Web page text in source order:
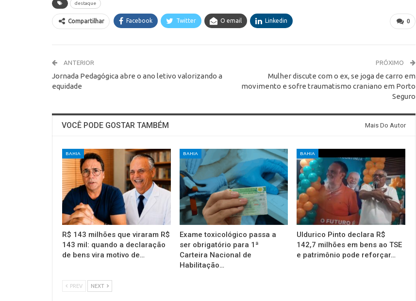
destaque
0
Compartilhar Facebook Twitter O email Linkedin
ANTERIOR
Jornada Pedagógica abre o ano letivo valorizando a
equidade
PRÓXIMO
Mulher discute com o ex, se joga de carro em
movimento e sofre traumatismo craniano em Porto
Seguro
VOCÊ PODE GOSTAR TAMBÉM Mais Do Autor
BAHIA
R$ 143 milhões que viraram R$
143 mil: quando a declaração
de bens vira motivo de…
BAHIA
Exame toxicológico passa a
ser obrigatório para 1ª
Carteira Nacional de
Habilitação…
BAHIA
Uldurico Pinto declara R$
142,7 milhões em bens ao TSE
e patrimônio pode reforçar…
PREV NEXT